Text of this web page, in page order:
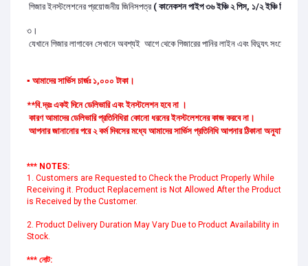
গিজার ইনস্টলেশনের প্রয়োজনীয় জিনিসপত্র ( কানেকশন পাইপ ৩৬ ইঞ্চি ২ পিস, ১/২ ইঞ্চি নিপল ২
৩।
যেখানে গিজার লাগাবেন সেখানে অবশ্যই আগে থেকে গিজারের পানির লাইন এবং বিদ্যুৎ সংযোগ
▪ আমাদের সার্ভিস চার্জঃ ১,০০০ টাকা।
**বি.দ্রঃ একই দিনে ডেলিভারি এবং ইনস্টলেশন হবে না ।
কারণ আমাদের ডেলিভারি প্রতিনিধিরা কোনো ধরনের ইনস্টলেশনের কাজ করবে না।
আপনার জানানোর পরে ২ কর্ম দিবসের মধ্যে আমাদের সার্ভিস প্রতিনিধি আপনার ঠিকানা অনুযায়ী
*** NOTES:
1. Customers are Requested to Check the Product Properly While
Receiving it. Product Replacement is Not Allowed After the Product
is Received by the Customer.
2. Product Delivery Duration May Vary Due to Product Availability in
Stock.
*** নোট: